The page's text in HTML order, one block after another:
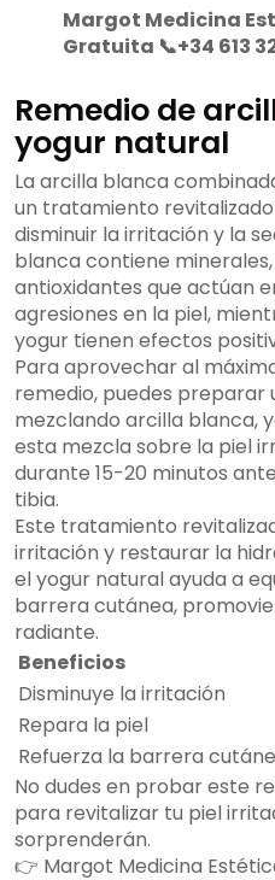
Margot Medicina
Gratuita 📞+34 613
Remedio de
yogur natural
La arcilla blanca
un tratamiento
disminuir la irritación y la
blanca contiene
antioxidantes que actúan
agresiones en la piel,
yogur tienen efectos
Para aprovechar al
remedio, puedes preparar
mezclando arcilla blanca,
esta mezcla sobre la piel
durante 15-20 minutos
tibia.
Este tratamiento
irritación y restaurar la
el yogur natural ayuda a
barrera cutánea,
radiante.
Beneficios
Disminuye la irritación
Repara la piel
Refuerza la barrera
No dudes en probar este
para revitalizar tu piel
sorprenderán.
👉 Margot Medicina